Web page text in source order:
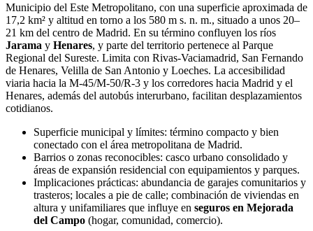
Municipio del Este Metropolitano, con una superficie aproximada de
17,2 km² y altitud en torno a los 580 m s. n. m., situado a unos 20–
21 km del centro de Madrid. En su término confluyen los ríos
Jarama y Henares, y parte del territorio pertenece al Parque
Regional del Sureste. Limita con Rivas-Vaciamadrid, San Fernando
de Henares, Velilla de San Antonio y Loeches. La accesibilidad
viaria hacia la M-45/M-50/R-3 y los corredores hacia Madrid y el
Henares, además del autobús interurbano, facilitan desplazamientos
cotidianos.
Superficie municipal y límites: término compacto y bien
conectado con el área metropolitana de Madrid.
Barrios o zonas reconocibles: casco urbano consolidado y
áreas de expansión residencial con equipamientos y parques.
Implicaciones prácticas: abundancia de garajes comunitarios y
trasteros; locales a pie de calle; combinación de viviendas en
altura y unifamiliares que influye en seguros en Mejorada
del Campo (hogar, comunidad, comercio).